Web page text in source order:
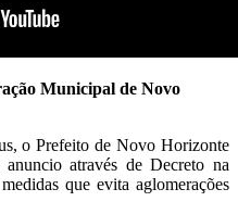
Municipal de Novo
o Prefeito de Novo Horizonte
através de Decreto na
que evita aglomerações